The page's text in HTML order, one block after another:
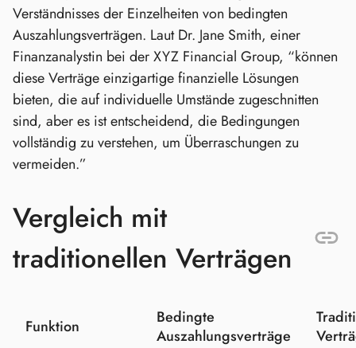
Verständnisses der Einzelheiten von bedingten
Auszahlungsverträgen. Laut Dr. Jane Smith, einer
Finanzanalystin bei der XYZ Financial Group, “können
diese Verträge einzigartige finanzielle Lösungen
bieten, die auf individuelle Umstände zugeschnitten
sind, aber es ist entscheidend, die Bedingungen
vollständig zu verstehen, um Überraschungen zu
vermeiden.”
Vergleich mit
traditionellen Verträgen
Funktion
Bedingte
Auszahlungsverträge